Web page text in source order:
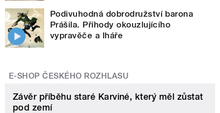
Podivuhodná dobrodružství barona
Prášila. Příhody okouzlujícího
vypravěče a lháře
E-SHOP ČESKÉHO ROZHLASU
Závěr příběhu staré Karviné, který měl zůstat
pod zemí